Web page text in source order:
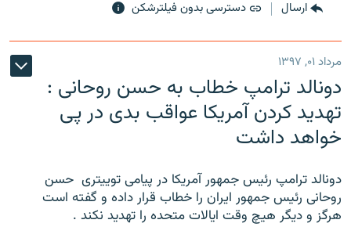
ارسال دسترسی بدون فیلترشکن
مرداد ۰۱, ۱۳۹۷
دونالد ترامپ خطاب به حسن روحانی :
تهدید کردن آمریکا عواقب بدی در پی
خواهد داشت
دونالد ترامپ رئیس جمهور آمریکا در پیامی توییتری ‌ حسن
روحانی رئیس جمهور ایران را خطاب قرار داده و گفته است
هرگز و دیگر هیچ وقت ایالات متحده را تهدید نکند .